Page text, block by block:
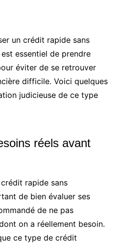
un crédit rapide sans
essentiel de prendre
éviter de se retrouver
difficile. Voici quelques
judicieuse de ce type
réels avant
rapide sans
de bien évaluer ses
de ne pas
on a réellement besoin.
ce type de crédit